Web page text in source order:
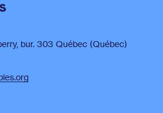
bur. 303 Québec (Québec)